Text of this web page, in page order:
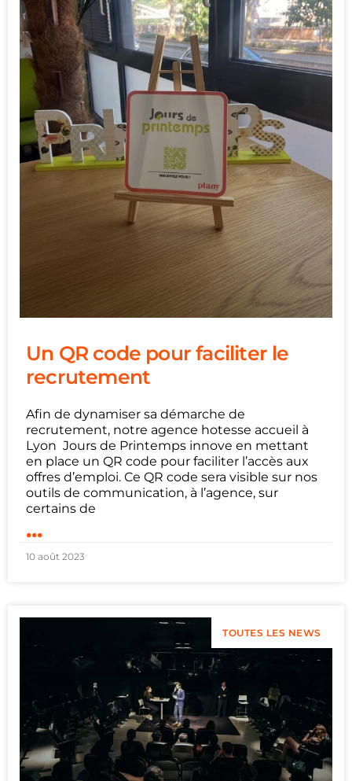
Un QR code pour faciliter le
recrutement
Afin de dynamiser sa démarche de
recrutement, notre agence hotesse accueil à
Lyon Jours de Printemps innove en mettant
en place un QR code pour faciliter l’accès aux
offres d’emploi. Ce QR code sera visible sur nos
outils de communication, à l’agence, sur
certains de
...
10 août 2023
TOUTES LES NEWS